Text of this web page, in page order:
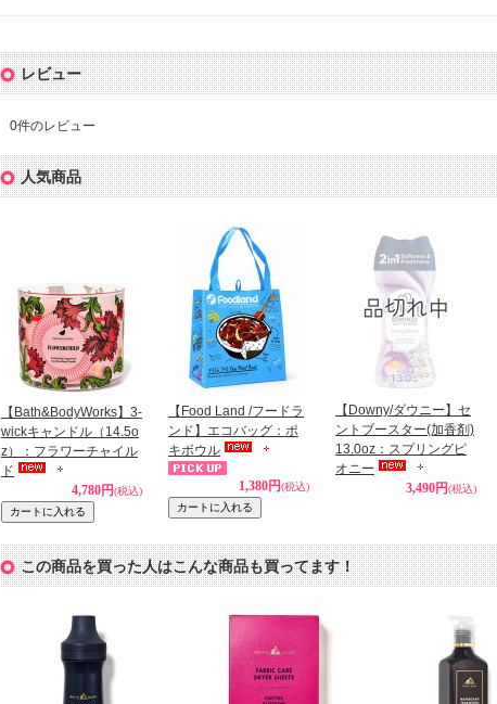
レビュー
0件のレビュー
人気商品
【Bath&BodyWorks】3-
wickキャンドル（14.5o
z）：フラワーチャイル
ド
4,780円(税込)
【Food Land /フードラ
ンド】エコバッグ：ポ
キボウル
1,380円(税込)
【Downy/ダウニー】セ
ントブースター(加香剤)
13.0oz：スプリングピ
オニー
3,490円(税込)
この商品を買った人はこんな商品も買ってます！